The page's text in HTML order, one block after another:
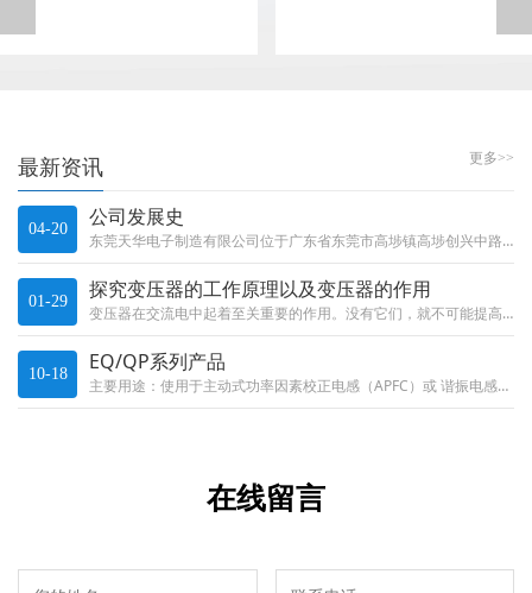
更多>>
最新资讯
04-20 公司发展史
东莞天华电子制造有限公司位于广东省东莞市高埗镇高埗创兴中路40号901室，从建厂至今26年中，我们凭借诚信的理念，稳抓产品质量，在发展中积累经验。现今，公司生产的变压器电感及线圈广泛用于通讯，家用电器，电脑及医疗领域，航...
01-29 探究变压器的工作原理以及变压器的作用
变压器在交流电中起着至关重要的作用。没有它们，就不可能提高或降低交流电的电压，不可能长距离地携带它，也不可能正确地使用它......
10-18 EQ/QP系列产品
主要用途：使用于主动式功率因素校正电感（APFC）或 谐振电感。适用范围：适用于电脑机箱电源（白牌，铜牌，银牌，金牌，白金）......
在线留言